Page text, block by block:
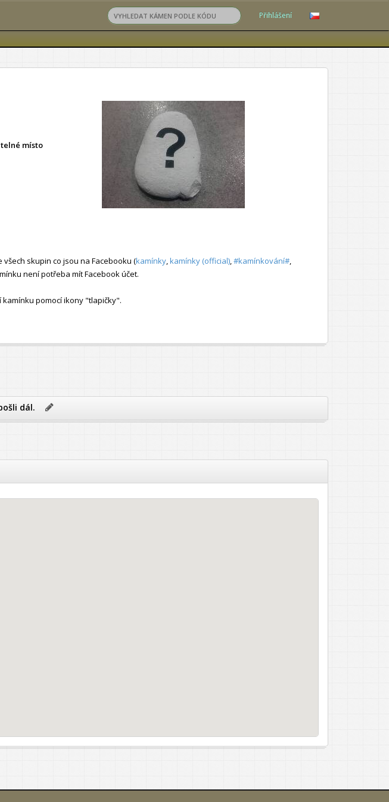
Přihlášení
místo
skupin co jsou na Facebooku (kamínky kamínky (official) #kamínkování#
není potřeba mít Facebook účet.
pomocí ikony "tlapičky".
dál.